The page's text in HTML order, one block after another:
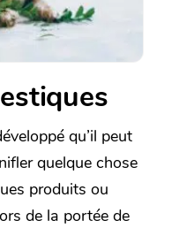
qu’il peut
quelque chose
produits ou
de la portée de